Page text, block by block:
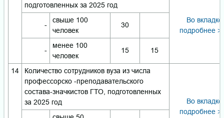
подготовленных за 2025 год
Во вкладке
подробнее
-
свыше 100
человек
30
-
менее 100
человек
15 15
14
Количество сотрудников вуза из числа
профессорско -преподавательского
состава-значкистов ГТО, подготовленных
за 2025 год
Во вкладке
подробнее